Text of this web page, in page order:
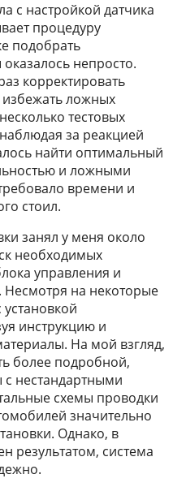
с настройкой датчика
процедуру
подобрать
непросто.
корректировать
избежать ложных
тестовых
за реакцией
найти оптимальный
и ложными
времени и
стоил.
занял у меня около
необходимых
управления и
Несмотря на некоторые
инструкцию и
На мой взгляд,
более подробной,
с нестандартными
схемы проводки
значительно
Однако, в
результатом, система